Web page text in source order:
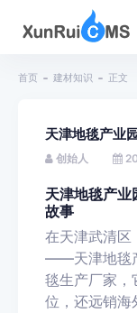
首页 建材知识 正文
天津地毯产业
创始人
天津地毯产
故事
在天津武清区
——天津地毯
毯生产厂家，
位，还远销海